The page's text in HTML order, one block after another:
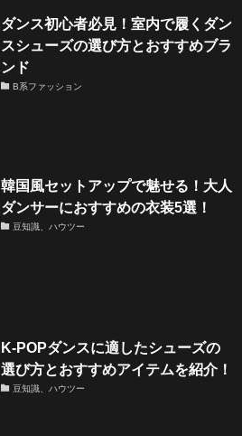
ダンス初心者必見！室内で履くダン
スシューズの選び方とおすすめブラ
ンド
B系ファッション
韓国風セットアップで魅せる！大人
ダンサーにおすすめの衣装5選！
豆知識、ハウツー
K-POPダンスに適したシューズの
選び方とおすすめアイテムを紹介！
豆知識、ハウツー